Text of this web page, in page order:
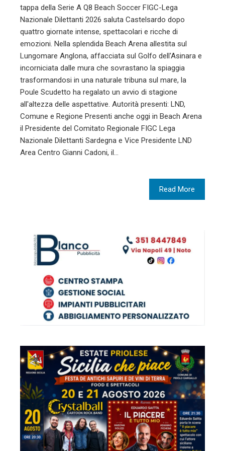
tappa della Serie A Q8 Beach Soccer FIGC-Lega
Nazionale Dilettanti 2026 saluta Castelsardo dopo
quattro giornate intense, spettacolari e ricche di
emozioni. Nella splendida Beach Arena allestita sul
Lungomare Anglona, affacciata sul Golfo dell'Asinara e
incorniciata dalle mura che sovrastano la spiaggia
trasformandosi in una naturale tribuna sul mare, la
Poule Scudetto ha regalato un avvio di stagione
all'altezza delle aspettative. Autorità presenti: LND,
Comune e Regione Presenti anche oggi in Beach Arena
il Presidente del Comitato Regionale FIGC Lega
Nazionale Dilettanti Sardegna e Vice Presidente LND
Area Centro Gianni Cadoni, il…
Read More